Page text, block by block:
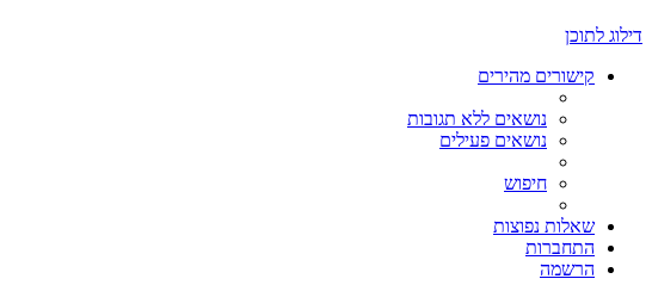
דילוג לתוכן
קישורים מהירים
נושאים ללא תגובות
נושאים פעילים
חיפוש
שאלות נפוצות
התחברות
הרשמה